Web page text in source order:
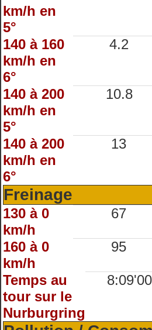
km/h en
5°
140 à 160
km/h en
6°
4.2
140 à 200
km/h en
5°
10.8
140 à 200
km/h en
6°
13
Freinage
130 à 0
km/h
67
160 à 0
km/h
95
Temps au
tour sur le
Nurburgring
8:09'00